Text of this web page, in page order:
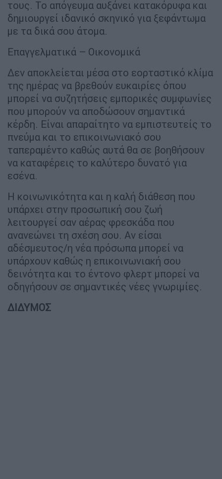
τους. Το απόγευμα αυξάνει κατακόρυφα και
δημιουργεί ιδανικό σκηνικό για ξεφάντωμα
με τα δικά σου άτομα.
Επαγγελματικά – Οικονομικά
Δεν αποκλείεται μέσα στο εορταστικό κλίμα
της ημέρας να βρεθούν ευκαιρίες όπου
μπορεί να συζητήσεις εμπορικές συμφωνίες
που μπορούν να αποδώσουν σημαντικά
κέρδη. Είναι απαραίτητο να εμπιστευτείς το
πνεύμα και το επικοινωνιακό σου
ταπεραμέντο καθώς αυτά θα σε βοηθήσουν
να καταφέρεις το καλύτερο δυνατό για
εσένα.
Η κοινωνικότητα και η καλή διάθεση που
υπάρχει στην προσωπική σου ζωή
λειτουργεί σαν αέρας φρεσκάδα που
ανανεώνει τη σχέση σου. Αν είσαι
αδέσμευτος/η νέα πρόσωπα μπορεί να
υπάρχουν καθώς η επικοινωνιακή σου
δεινότητα και το έντονο φλερτ μπορεί να
οδηγήσουν σε σημαντικές νέες γνωριμίες.
ΔΙΔΥΜΟΣ